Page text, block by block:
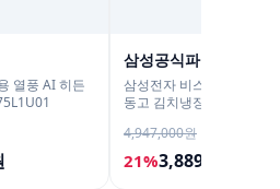
열풍 AI 히든
삼성공식파트너 케이
삼성전자 비스포크 키친핏
동고 김치냉장고 1도어 세
4,947,000원
21%3,889,000원